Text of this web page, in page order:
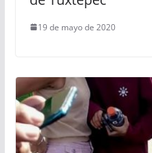
19 de mayo de 2020